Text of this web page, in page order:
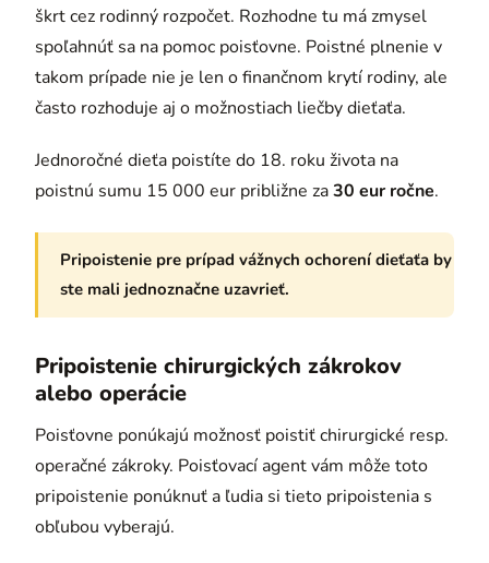
škrt cez rodinný rozpočet. Rozhodne tu má zmysel
spoľahnúť sa na pomoc poisťovne. Poistné plnenie v
takom prípade nie je len o finančnom krytí rodiny, ale
často rozhoduje aj o možnostiach liečby dieťaťa.
Jednoročné dieťa poistíte do 18. roku života na
poistnú sumu 15 000 eur približne za30 eur ročne.
Pripoistenie pre prípad vážnych ochorení dieťaťa by
ste mali jednoznačne uzavrieť.
Pripoistenie chirurgických zákrokov
alebo operácie
Poisťovne ponúkajú možnosť poistiť chirurgické resp.
operačné zákroky. Poisťovací agent vám môže toto
pripoistenie ponúknuť a ľudia si tieto pripoistenia s
obľubou vyberajú.